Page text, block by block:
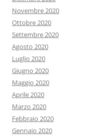
Novembre 2020
Ottobre 2020
Settembre 2020
Agosto 2020
Luglio 2020
Giugno 2020
Maggio 2020
Aprile 2020
Marzo 2020
Febbraio 2020
Gennaio 2020